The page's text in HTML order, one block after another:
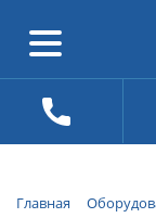
Главная